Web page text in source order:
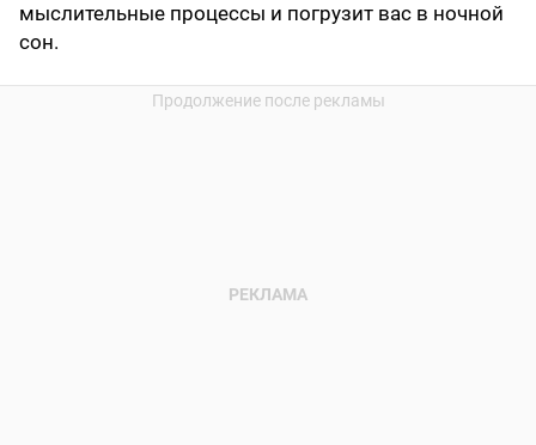
мыслительные процессы и погрузит вас в ночной
сон.